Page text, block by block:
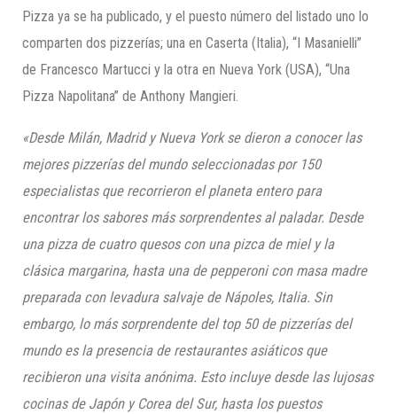
Pizza ya se ha publicado, y el puesto número del listado uno lo
comparten dos pizzerías; una en Caserta (Italia), “I Masanielli”
de Francesco Martucci y la otra en Nueva York (USA), “Una
Pizza Napolitana” de Anthony Mangieri.
«Desde Milán, Madrid y Nueva York se dieron a conocer las
mejores pizzerías del mundo seleccionadas por 150
especialistas que recorrieron el planeta entero para
encontrar los sabores más sorprendentes al paladar. Desde
una pizza de cuatro quesos con una pizca de miel y la
clásica margarina, hasta una de pepperoni con masa madre
preparada con levadura salvaje de Nápoles, Italia. Sin
embargo, lo más sorprendente del top 50 de pizzerías del
mundo es la presencia de restaurantes asiáticos que
recibieron una visita anónima. Esto incluye desde las lujosas
cocinas de Japón y Corea del Sur, hasta los puestos